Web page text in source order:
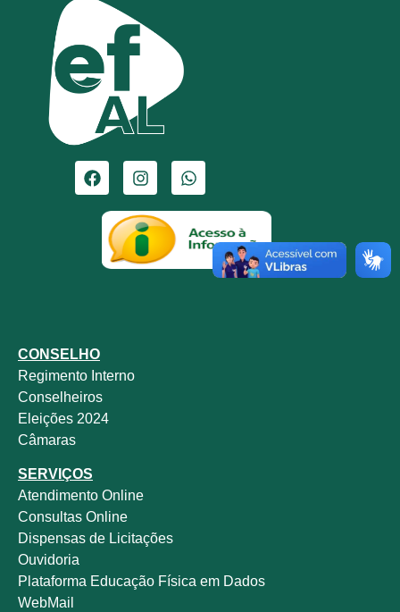
CONSELHO
Regimento Interno
Conselheiros
Eleições 2024
Câmaras
SERVIÇOS
Atendimento Online
Consultas Online
Dispensas de Licitações
Ouvidoria
Plataforma Educação Física em Dados
WebMail